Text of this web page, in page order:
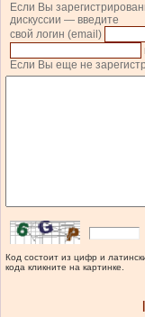
Если Вы
дискуссии — введите
свой логин (email)
Если Вы еще не
Код состоит из цифр и
кода кликните на картинке.